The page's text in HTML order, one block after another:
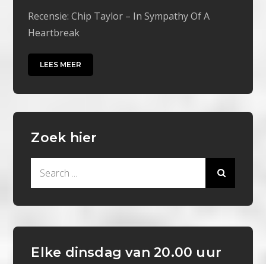
Recensie: Chip Taylor – In Sympathy Of A
Heartbreak
LEES MEER
Zoek hier
Elke dinsdag van 20.00 uur